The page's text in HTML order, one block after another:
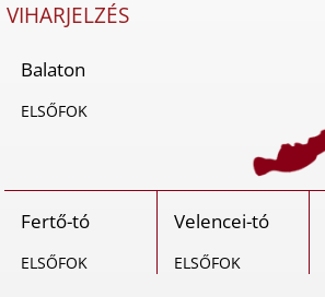
VIHARJELZÉS
Balaton
ELSŐFOK
Fertő-tó
ELSŐFOK
Velencei-tó
ELSŐFOK